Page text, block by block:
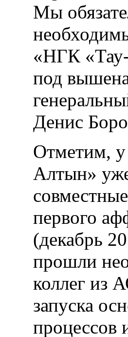
Мы
«НГК
под
Денис
Отметим,
Алтын»
первого
(декабрь
прошли
коллег из
запуска
процессов